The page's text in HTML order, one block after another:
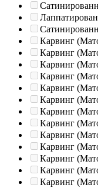
Карвинг
Карвинг
Карвинг
Карвинг
Карвинг
Карвинг
Карвинг
Карвинг
Карвинг
Карвинг
Карвинг
Карвинг
Карвинг